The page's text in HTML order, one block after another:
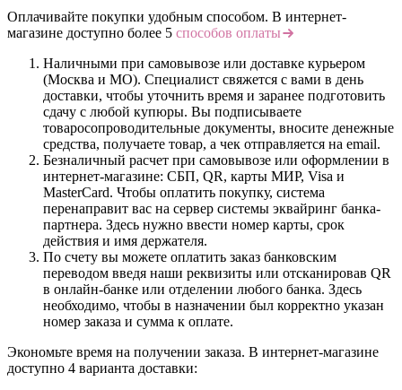
Оплачивайте покупки удобным способом. В интернет-
магазине доступно более 5 способов оплаты
Наличными при самовывозе или доставке курьером
(Москва и МО). Специалист свяжется с вами в день
доставки, чтобы уточнить время и заранее подготовить
сдачу с любой купюры. Вы подписываете
товаросопроводительные документы, вносите денежные
средства, получаете товар, а чек отправляется на email.
Безналичный расчет при самовывозе или оформлении в
интернет-магазине: СБП, QR, карты МИР, Visa и
MasterCard. Чтобы оплатить покупку, система
перенаправит вас на сервер системы эквайринг банка-
партнера. Здесь нужно ввести номер карты, срок
действия и имя держателя.
По счету вы можете оплатить заказ банковским
переводом введя наши реквизиты или отсканировав QR
в онлайн-банке или отделении любого банка. Здесь
необходимо, чтобы в назначении был корректно указан
номер заказа и сумма к оплате.
Экономьте время на получении заказа. В интернет-магазине
доступно 4 варианта доставки: